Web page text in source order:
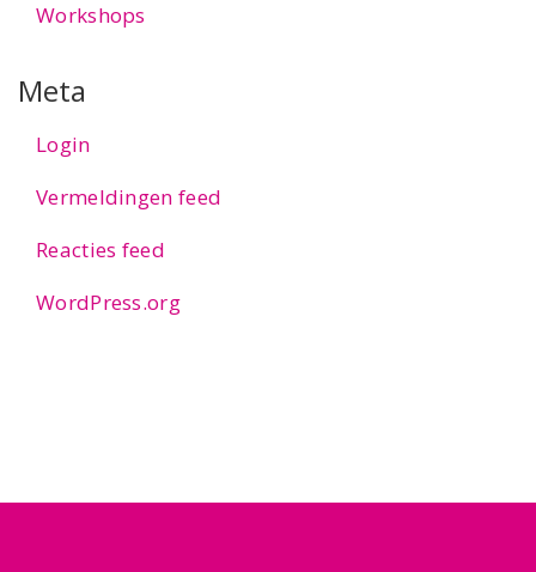
Workshops
Meta
Login
Vermeldingen feed
Reacties feed
WordPress.org